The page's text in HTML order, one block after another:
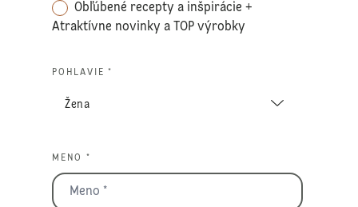
Obľúbené recepty a inšpirácie +
Atraktívne novinky a TOP výrobky
POHLAVIE *
MENO *